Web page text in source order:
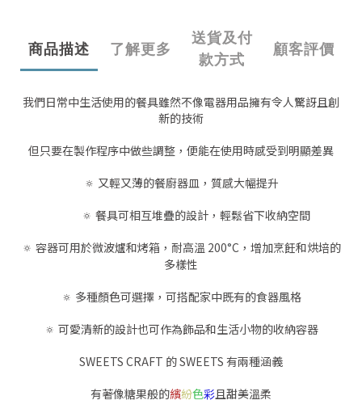
商品描述 了解更多
送貨及付
款方式
顧客評價
我們日常中生活使用的餐具雖然不像電器用品擁有令人驚訝且創
新的技術
但只要在製作程序中做些調整，便能在使用時感受到明顯差異
🔅 又輕又薄的餐廚器皿，質感大幅提升
🔅 餐具可相互堆疊的設計，輕鬆省下收納空間
🔅 容器可用於微波爐和烤箱，耐高溫 200°C，增加烹飪和烘培的
多樣性
🔅 多種顏色可選擇，可搭配家中既有的食器風格
🔅 可愛清新的設計也可作為飾品和生活小物的收納容器
SWEETS CRAFT 的 SWEETS 有兩種涵義
有著像糖果般的繽紛色彩且甜美溫柔